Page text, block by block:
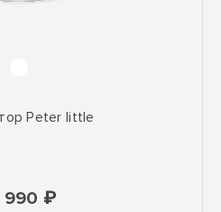
Peter little
990 ₽